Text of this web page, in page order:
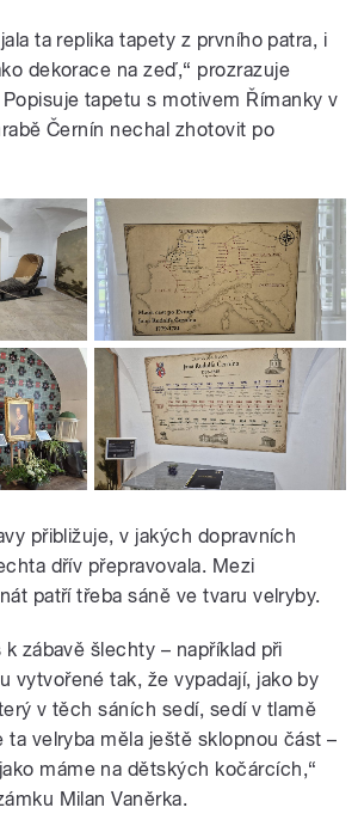
ta replika tapety z prvního patra, i
dekorace na zeď,“ prozrazuje
tapetu s motivem Římanky v
Černín nechal zhotovit po
přibližuje, v jakých dopravních
dřív přepravovala. Mezi
patří třeba sáně ve tvaru velryby.
k zábavě šlechty – například při
vytvořené tak, že vypadají, jako by
v těch sáních sedí, sedí v tlamě
ta velryba měla ještě sklopnou část –
máme na dětských kočárcích,“
Milan Vaněrka.